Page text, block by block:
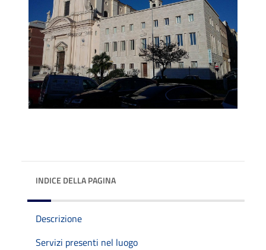
INDICE DELLA PAGINA
Descrizione
Servizi presenti nel luogo